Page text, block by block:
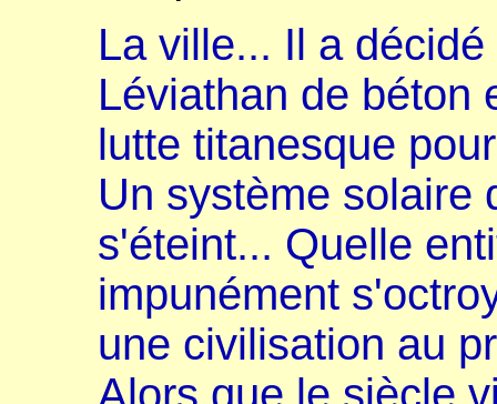
La ville... Il a
Léviathan de béton
lutte titanesque
Un système solaire
s'éteint... Quelle
impunément
une civilisation au
Alors que le siècle